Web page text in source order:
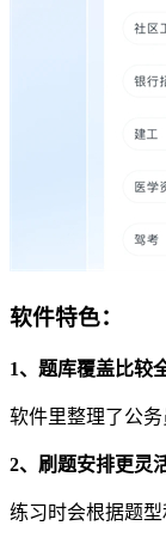
软件特色：
1、题库覆盖比较
软件里整理了公
2、刷题安排更灵
练习时会根据题